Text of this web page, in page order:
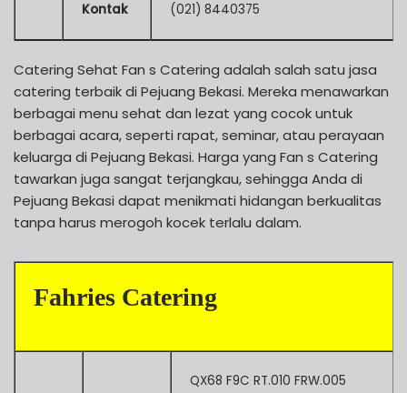
Kontak (021) 8440375
Catering Sehat Fan s Catering adalah salah satu jasa
catering terbaik di Pejuang Bekasi. Mereka menawarkan
berbagai menu sehat dan lezat yang cocok untuk
berbagai acara, seperti rapat, seminar, atau perayaan
keluarga di Pejuang Bekasi. Harga yang Fan s Catering
tawarkan juga sangat terjangkau, sehingga Anda di
Pejuang Bekasi dapat menikmati hidangan berkualitas
tanpa harus merogoh kocek terlalu dalam.
Fahries Catering
QX68 F9C RT.010 FRW.005